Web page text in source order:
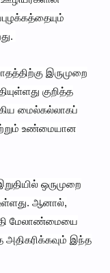
இருமுறை
குறித்த
மைல்கல்லாகப்
மற்றும் உண்மையான
ஒருமுறை
ஆனால்,
மேலாண்மையை
அதிகரிக்கவும் இந்த